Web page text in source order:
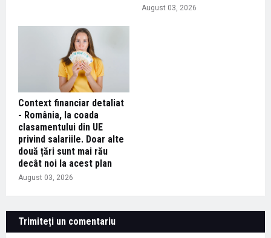
August 03, 2026
Context financiar detaliat
- România, la coada
clasamentului din UE
privind salariile. Doar alte
două țări sunt mai rău
decât noi la acest plan
August 03, 2026
Trimiteți un comentariu